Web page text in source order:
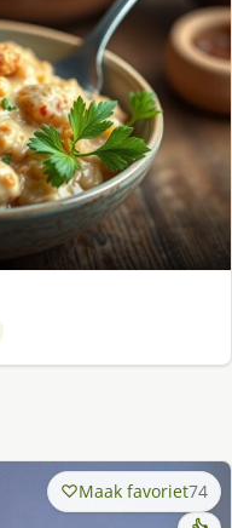
Maak favoriet74